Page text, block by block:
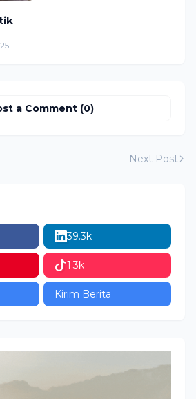
a Comment (0)
Next Post
39.3k
1.3k
Kirim Berita